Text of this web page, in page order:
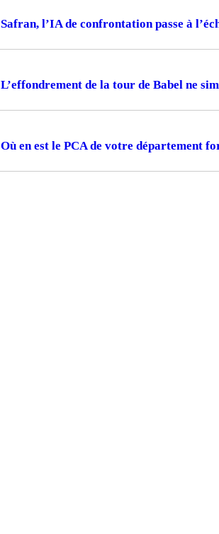
Safran, l’IA de confrontation passe à
L’effondrement de la tour de Babel ne
Où en est le PCA de votre département